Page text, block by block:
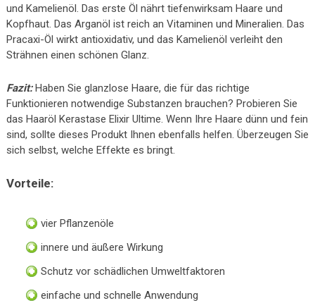
und Kamelienöl. Das erste Öl nährt tiefenwirksam Haare und
Kopfhaut. Das Arganöl ist reich an Vitaminen und Mineralien. Das
Pracaxi-Öl wirkt antioxidativ, und das Kamelienöl verleiht den
Strähnen einen schönen Glanz.
Fazit:Haben Sie glanzlose Haare, die für das richtige
Funktionieren notwendige Substanzen brauchen? Probieren Sie
das Haaröl Kerastase Elixir Ultime. Wenn Ihre Haare dünn und fein
sind, sollte dieses Produkt Ihnen ebenfalls helfen. Überzeugen Sie
sich selbst, welche Effekte es bringt.
Vorteile:
vier Pflanzenöle
innere und äußere Wirkung
Schutz vor schädlichen Umweltfaktoren
einfache und schnelle Anwendung